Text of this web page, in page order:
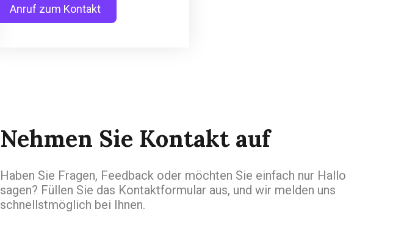
Anruf zum Kontakt
Nehmen Sie Kontakt auf
Haben Sie Fragen, Feedback oder möchten Sie einfach nur Hallo
sagen? Füllen Sie das Kontaktformular aus, und wir melden uns
schnellstmöglich bei Ihnen.